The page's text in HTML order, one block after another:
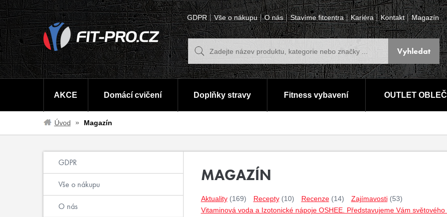
GDPR Vše o nákupu O nás Stavíme fitcentra Kariéra Kontakt Magazín
AKCE Domácí cvičení Doplňky stravy Fitness vybavení OUTLET
Úvod Magazín
MAGAZÍN
Aktuality (169) Recepty (10) Recenze (14) Zajímavosti (53)
Vitaminová voda a Izotonické nápoje OSHEE. Představujeme Vám
GDPR
Vše o nákupu
O nás